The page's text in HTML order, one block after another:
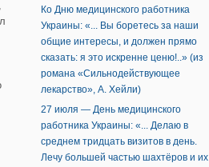
Ко Дню медицинского работника
Украины: «... Вы боретесь за наши
общие интересы, и должен прямо
сказать: я это искренне ценю!..» (из
романа «Сильнодействующее
лекарство», А. Хейли)
27 июля — День медицинского
работника Украины: «... Делаю в
среднем тридцать визитов в день.
Лечу большей частью шахтёров и их